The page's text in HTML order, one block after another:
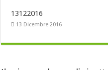
13122016
13 Dicembre 2016